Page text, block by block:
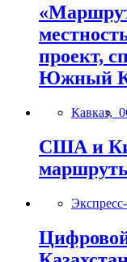
проект,
Южный
Кавказ,
США и